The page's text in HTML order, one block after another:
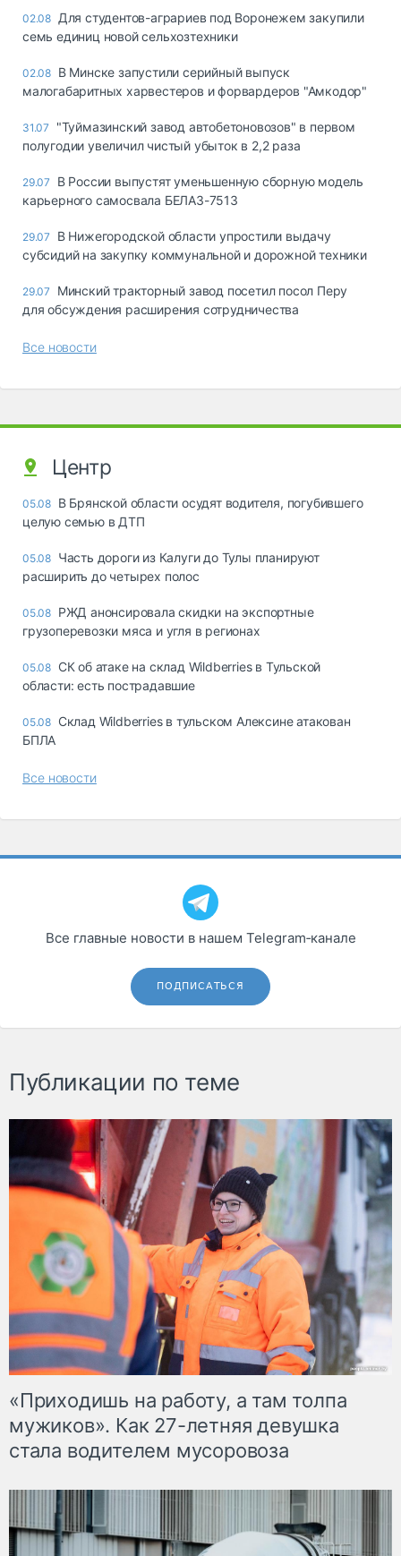
02.08 Для студентов-аграриев под Воронежем закупили
семь единиц новой сельхозтехники
02.08 В Минске запустили серийный выпуск
малогабаритных харвестеров и форвардеров "Амкодор"
31.07
"Туймазинский завод автобетоновозов" в первом
полугодии увеличил чистый убыток в 2,2 раза
29.07
В России выпустят уменьшенную сборную модель
карьерного самосвала БЕЛАЗ-7513
29.07
В Нижегородской области упростили выдачу
субсидий на закупку коммунальной и дорожной техники
29.07
Минский тракторный завод посетил посол Перу
для обсуждения расширения сотрудничества
Все новости
Центр
05.08 В Брянской области осудят водителя, погубившего
целую семью в ДТП
05.08 Часть дороги из Калуги до Тулы планируют
расширить до четырех полос
05.08 РЖД анонсировала скидки на экспортные
грузоперевозки мяса и угля в регионах
05.08 СК об атаке на склад Wildberries в Тульской
области: есть пострадавшие
05.08 Склад Wildberries в тульском Алексине атакован
БПЛА
Все новости
Все главные новости в нашем Telegram‑канале
ПОДПИСАТЬСЯ
Публикации по теме
«Приходишь на работу, а там толпа
мужиков». Как 27-летняя девушка
стала водителем мусоровоза